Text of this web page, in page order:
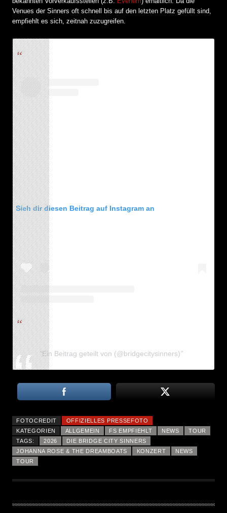
Venues der Sinners oft schnell bis auf den letzten Platz gefüllt sind,
empfiehlt es sich, zeitnah zuzugreifen.
Sieh dir diesen Beitrag auf Instagram an
Ein Beitrag geteilt von (@bridgecitysinners)
FOTOCREDIT
OFFIZIELLES PRESSEFOTO
KATEGORIEN
ALLGEMEIN FS EMPFIEHLT NEWS
TOUR
TAGS:
2026
DIE BRIDGE CITY SINNERS
JOHANNA ROSE & THE DREAMBOATS
KONZERT
NEWS
TOUR